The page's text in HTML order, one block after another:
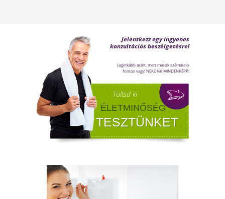
nőket érinti. Valójában a férfiaknál is
jelentkezik a tesztoszteronszint fokozatos
csökkenése, amit andropauzának vagy
férfiklimaxnak nevezünk. Honnan tudod,
elért téged is? Hogyan tudod megállítani?
Milyen lehetőségeket rejt? Olvass tovább!